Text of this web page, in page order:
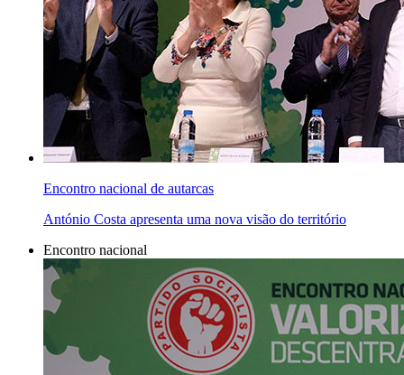
Encontro nacional de autarcas
António Costa apresenta uma nova visão do território
Encontro nacional